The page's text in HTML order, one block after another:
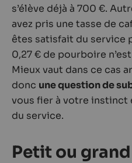
s’élève déjà à 700 €.
avez pris une tasse de
êtes satisfait du service
0,27 € de pourboire
Mieux vaut dans ce cas
donc une question de
vous fier à votre instinct
du service.
Petit ou